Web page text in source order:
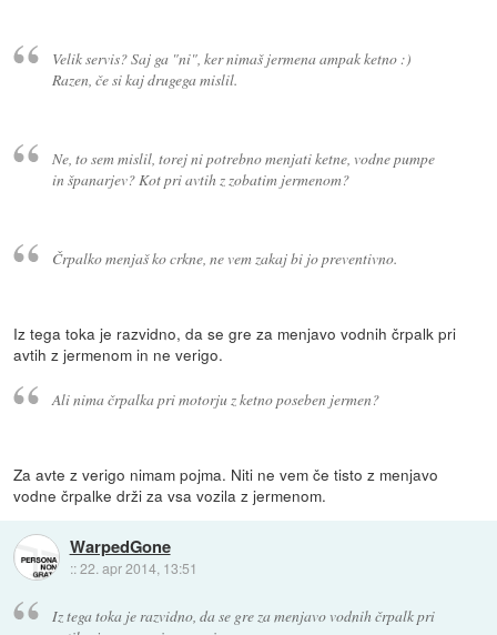
Velik servis? Saj ga "ni", ker nimaš jermena ampak ketno :)
Razen, če si kaj drugega mislil.
Ne, to sem mislil, torej ni potrebno menjati ketne, vodne pumpe
in španarjev? Kot pri avtih z zobatim jermenom?
Črpalko menjaš ko crkne, ne vem zakaj bi jo preventivno.
Iz tega toka je razvidno, da se gre za menjavo vodnih črpalk pri
avtih z jermenom in ne verigo.
Ali nima črpalka pri motorju z ketno poseben jermen?
Za avte z verigo nimam pojma. Niti ne vem če tisto z menjavo
vodne črpalke drži za vsa vozila z jermenom.
WarpedGone
::22. apr 2014, 13:51
Iz tega toka je razvidno, da se gre za menjavo vodnih črpalk pri